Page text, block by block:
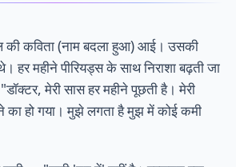
की कविता (नाम बदला हुआ) आई। उसकी
हर महीने पीरियड्स के साथ निराशा बढ़ती जा
मेरी सास हर महीने पूछती है। मेरी
का हो गया। मुझे लगता है मुझ में कोई कमी